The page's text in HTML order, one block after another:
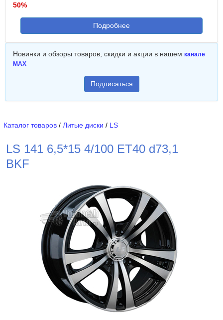
50%
Подробнее
Новинки и обзоры товаров, скидки и акции в нашем канале
MAX
Подписаться
Каталог товаров / Литые диски / LS
LS 141 6,5*15 4/100 ET40 d73,1
BKF